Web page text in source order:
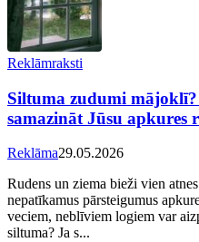
Reklāmraksti
Siltuma zudumi
samazināt Jūsu apkures
Reklāma29.05.2026
Rudens un ziema bieži vien
nepatīkamus pārsteigumus
veciem, neblīviem logiem var
siltuma? Ja s...